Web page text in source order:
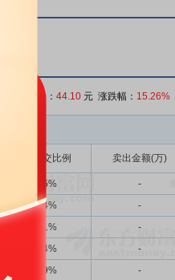
收盘价： 44.10 元 涨跌幅： 15.26%
占总成交比例 卖出金额(万)
9.25% -
6.74% -
6.61% -
2.14% -
1.79% -